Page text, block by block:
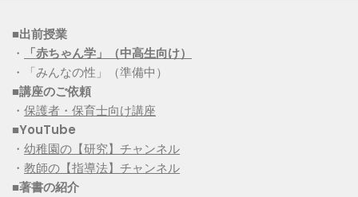
■出前授業
・
「赤ちゃん学」（中高生向け）
・「みんなの性」（準備中）
■講座のご依頼
・ 保護者・保育士向け講座
■YouTube
・ 幼稚園の【研究】チャンネル
・ 教師の【指導法】チャンネル
■著書の紹介